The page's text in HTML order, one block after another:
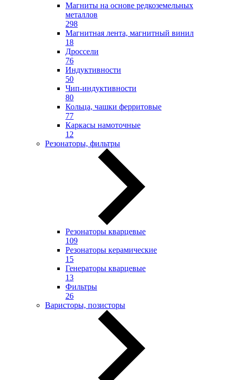
Магниты на основе редкоземельных
металлов
298
Магнитная лента, магнитный винил
18
Дроссели
76
Индуктивности
50
Чип-индуктивности
80
Кольца, чашки ферритовые
77
Каркасы намоточные
12
Резонаторы, фильтры
Резонаторы кварцевые
109
Резонаторы керамические
15
Генераторы кварцевые
13
Фильтры
26
Варисторы, позисторы